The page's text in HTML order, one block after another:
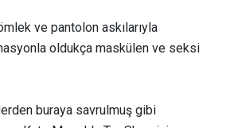
ve pantolon askılarıyla
oldukça maskülen ve seksi
buraya savrulmuş gibi